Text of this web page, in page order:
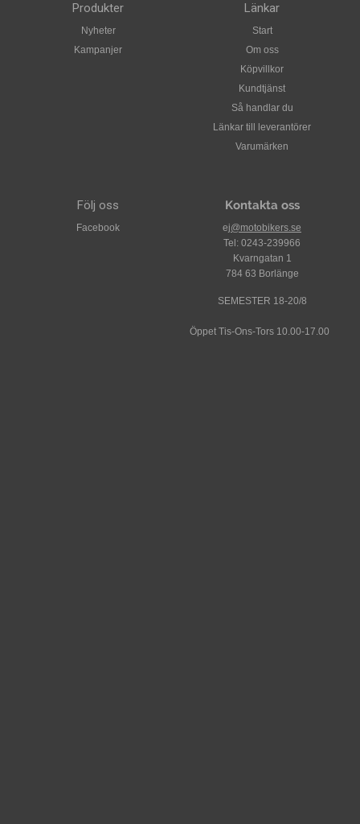
Produkter
Nyheter
Kampanjer
Länkar
Start
Om oss
Köpvillkor
Kundtjänst
Så handlar du
Länkar till leverantörer
Varumärken
Följ oss
Facebook
Kontakta oss
ej@motobikers.se
Tel: 0243-239966
Kvarngatan 1
784 63 Borlänge
SEMESTER 18-20/8
Öppet Tis-Ons-Tors 10.00-17.00